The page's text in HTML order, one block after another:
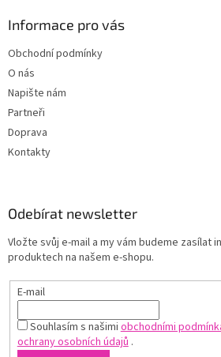
Informace pro vás
Obchodní podmínky
O nás
Napište nám
Partneři
Doprava
Kontakty
Odebírat newsletter
Vložte svůj e-mail a my vám budeme zasílat
produktech na našem e-shopu.
E-mail
Souhlasím s našimiobchodními
ochrany osobních údajů.